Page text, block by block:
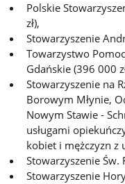
Polskie
zł),
Stowarzyszenie
Towarzystwo
Gdańskie (396 000
Stowarzyszenie na
Borowym Młynie,
Nowym Stawie -
usługami
kobiet i mężczyzn z
Stowarzyszenie Św.
Stowarzyszenie